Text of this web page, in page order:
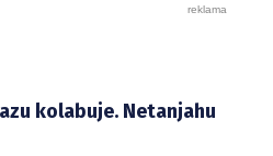
kolabuje. Netanjahu